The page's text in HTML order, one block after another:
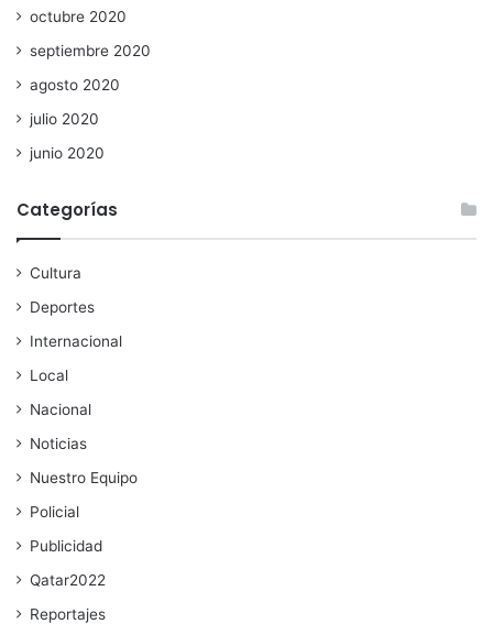
octubre 2020
septiembre 2020
agosto 2020
julio 2020
junio 2020
Categorías
Cultura
Deportes
Internacional
Local
Nacional
Noticias
Nuestro Equipo
Policial
Publicidad
Qatar2022
Reportajes